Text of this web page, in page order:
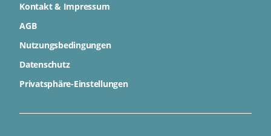
Kontakt & Impressum
AGB
Nutzungsbedingungen
Datenschutz
Privatsphäre-Einstellungen